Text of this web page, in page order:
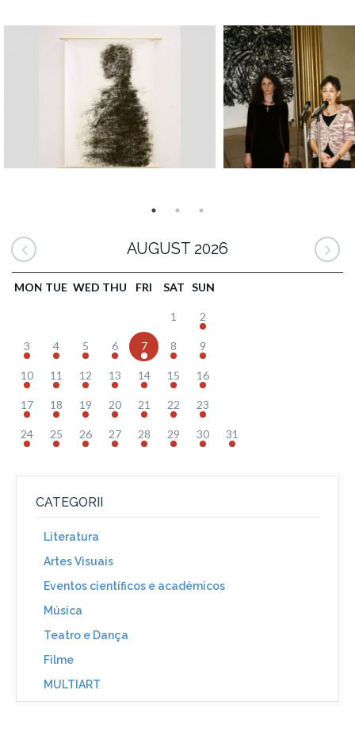
AUGUST 2026
MON TUE WED THU FRI SAT SUN
1 2
3 4 5 6 7 8 9
10 11 12 13 14 15 16
17 18 19 20 21 22 23
24 25 26 27 28 29 30 31
CATEGORII
Literatura
Artes Visuais
Eventos científicos e académicos
Música
Teatro e Dança
Filme
MULTIART